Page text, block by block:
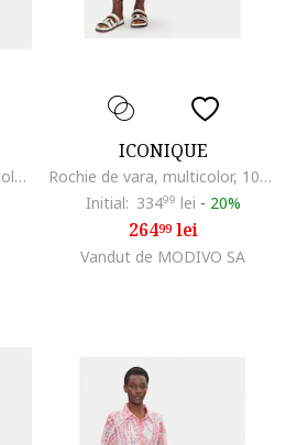
Rochie de vara dama multicolor, fabricat din materiale usoare
ICONIQUE
Rochie de vara, multicolor, 100% polisilc,
Initial: 33499 lei - 20%
26499lei
Vandut de MODIVO SA